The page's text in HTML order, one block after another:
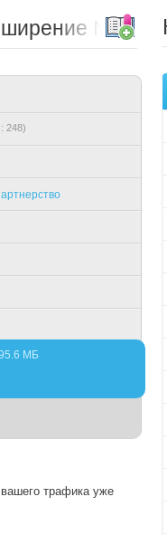
№ 1
248)
МБ
вашего трафика уже